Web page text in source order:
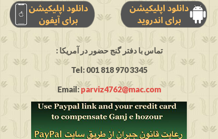
: تماس با دفتر گنج حضور در آمریکا
Tel: 001 818 970 3345
Email:parviz4762@mac.com